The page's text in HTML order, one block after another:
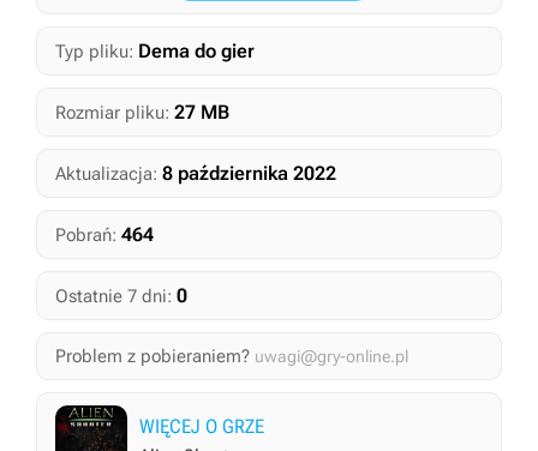
Typ pliku: Dema do gier
Rozmiar pliku: 27 MB
Aktualizacja: 8 października 2022
Pobrań: 464
Ostatnie 7 dni: 0
Problem z pobieraniem? uwagi@gry-online.pl
WIĘCEJ O GRZE